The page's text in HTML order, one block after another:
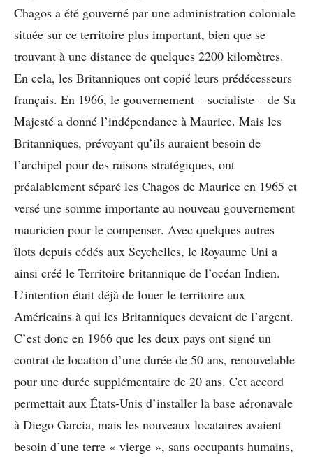
Chagos a été gouverné par une administration coloniale
située sur ce territoire plus important, bien que se
trouvant à une distance de quelques 2200 kilomètres.
En cela, les Britanniques ont copié leurs prédécesseurs
français. En 1966, le gouvernement – socialiste – de Sa
Majesté a donné l’indépendance à Maurice. Mais les
Britanniques, prévoyant qu’ils auraient besoin de
l’archipel pour des raisons stratégiques, ont
préalablement séparé les Chagos de Maurice en 1965 et
versé une somme importante au nouveau gouvernement
mauricien pour le compenser. Avec quelques autres
îlots depuis cédés aux Seychelles, le Royaume Uni a
ainsi créé le Territoire britannique de l’océan Indien.
L’intention était déjà de louer le territoire aux
Américains à qui les Britanniques devaient de l’argent.
C’est donc en 1966 que les deux pays ont signé un
contrat de location d’une durée de 50 ans, renouvelable
pour une durée supplémentaire de 20 ans. Cet accord
permettait aux États-Unis d’installer la base aéronavale
à Diego Garcia, mais les nouveaux locataires avaient
besoin d’une terre « vierge », sans occupants humains,